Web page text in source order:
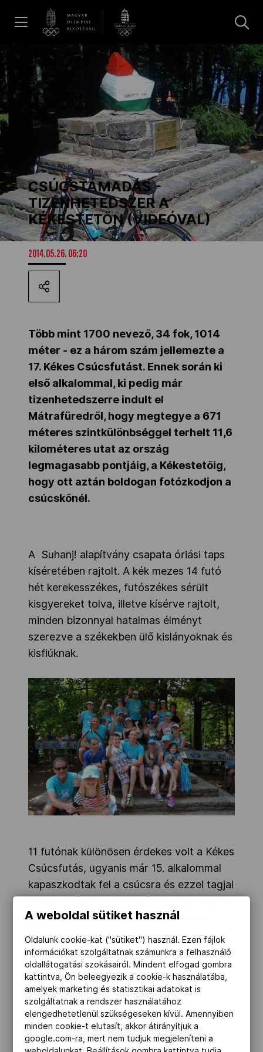
Hírek
Galéria
Dakar 2026
Los Angeles 2028
MOB
Kettőskarrier-program
NOB
Társszervezetek
OVEP
Adatbank
CSÚCSTÁMADÁS -
TIZENHETEDSZER A
KÉKESTETŐN (VIDEÓVAL)
2014.05.26. 06:20
Több mint 1700 nevező, 34 fok, 1014
méter - ez a három szám jellemezte a
17. Kékes Csúcsfutást. Ennek során ki
első alkalommal, ki pedig már
tizenhetedszerre indult el
Mátrafüredről, hogy megtegye a 671
méteres szintkülönbséggel terhelt 11,6
kilométeres utat az ország
legmagasabb pontjáig, a Kékestetőig,
hogy ott aztán boldogan fotózkodjon a
csúcskőnél.
A Suhanj! alapítvány csapata óriási taps
kíséretében rajtolt. A kék mezes 14 futó
hét kerekesszékes, futószékes sérült
kisgyereket tolva, illetve kísérve rajtolt,
minden bizonnyal hatalmas élményt
szerezve a székekben ülő kislányoknak és
kisfiúknak.
11 futónak különösen érdekes volt a Kékes
Csúcsfutás, ugyanis már 15. alkalommal
kapaszkodtak fel a csúcsra és ezzel tagjai
kívül egyébként 19 futó eddig minden
alkalommal felfutott a csúcshoz.
Talán a szokatlanul meleg idő okozta,
hogy az eddigi pályacsúcstól kissé
elmaradtak a legjobb eredmények. A
dobogósok után célra érkező 1700 futó is
boldogan támadta az utolsó meredek
emelkedő után a célt jelentő nemzeti
A weboldal sütiket használ
Oldalunk cookie-kat ("sütiket") használ. Ezen fájlok
információkat szolgáltatnak számunkra a felhasználó
oldallátogatási szokásairól. Mindent elfogad gombra
kattintva, Ön beleegyezik a cookie-k használatába,
amelyek marketing és statisztikai adatokat is
szolgáltatnak a rendszer használatához
elengedhetetlenül szükségeseken kívül. Amennyiben
minden cookie-t elutasít, akkor átirányítjuk a
google.com-ra, mert nem tudjuk megjeleníteni a